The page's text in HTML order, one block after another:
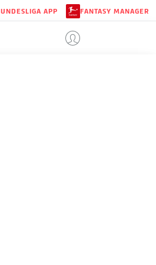
APP FANTASY MANAGER